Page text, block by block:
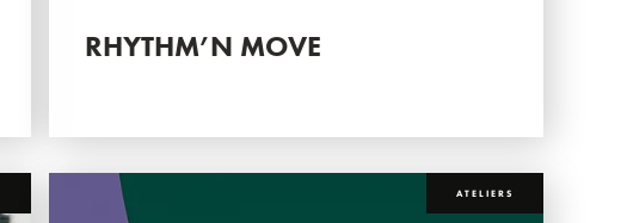
RHYTHM’N MOVE
ATELIERS